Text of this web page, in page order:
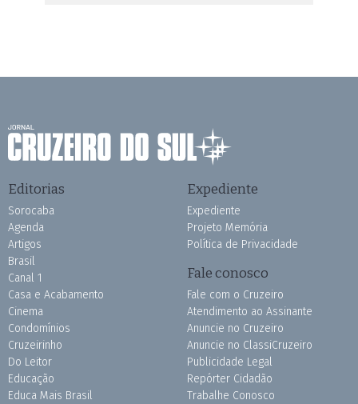
Editorias
Sorocaba
Agenda
Artigos
Brasil
Canal 1
Casa e Acabamento
Cinema
Condomínios
Cruzeirinho
Do Leitor
Educação
Educa Mais Brasil
Expediente
Expediente
Projeto Memória
Política de Privacidade
Fale conosco
Fale com o Cruzeiro
Atendimento ao Assinante
Anuncie no Cruzeiro
Anuncie no ClassiCruzeiro
Publicidade Legal
Repórter Cidadão
Trabalhe Conosco